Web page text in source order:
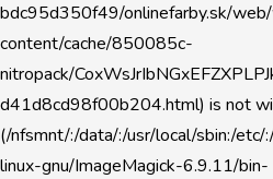
bdc95d350f49/onlinefarby.sk/
content/cache/850085c-
nitropack/
d41d8cd98f00b204.html) is not
(/nfsmnt/:/data/:/usr/local/sbin:/
linux-gnu/ImageMagick-6.9.11/bin-